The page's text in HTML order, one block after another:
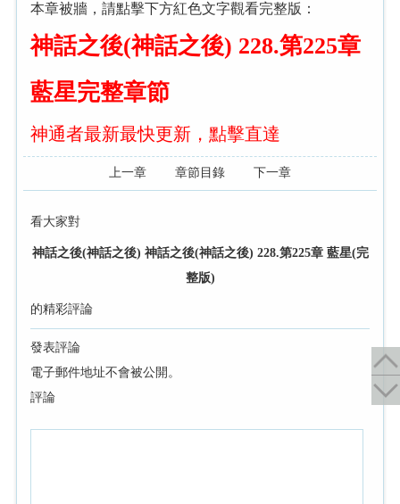
本章被牆，請點擊下方紅色文字觀看完整版：
神話之後(神話之後) 228.第225章
藍星完整章節
神通者最新最快更新，點擊直達
上一章 章節目錄 下一章
看大家對
神話之後(神話之後) 神話之後(神話之後) 228.第225章 藍星(完
整版)
的精彩評論
發表評論
電子郵件地址不會被公開。
評論